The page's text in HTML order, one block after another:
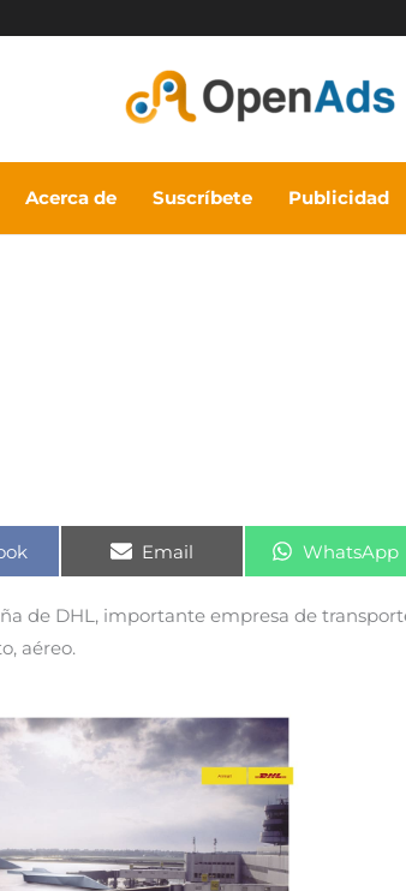
Acerca de Suscríbete Publicidad
Compartir
Email Compartir
WhatsApp
de DHL, importante empresa de
aéreo.